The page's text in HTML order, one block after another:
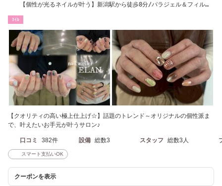
【個性が光るネイルが叶う】新潟駅から徒歩8分/パラジェル＆フィルイ
ﾈｲﾙ
【クオリティの高い極上仕上げ☆】話題のトレンド～オリジナルの個性派ま
で、叶えたいお手元が叶うサロン♪
口コミ 382件 設備 総数3 スタッフ 総数3人
スマート支払いOK
クーポンを表示